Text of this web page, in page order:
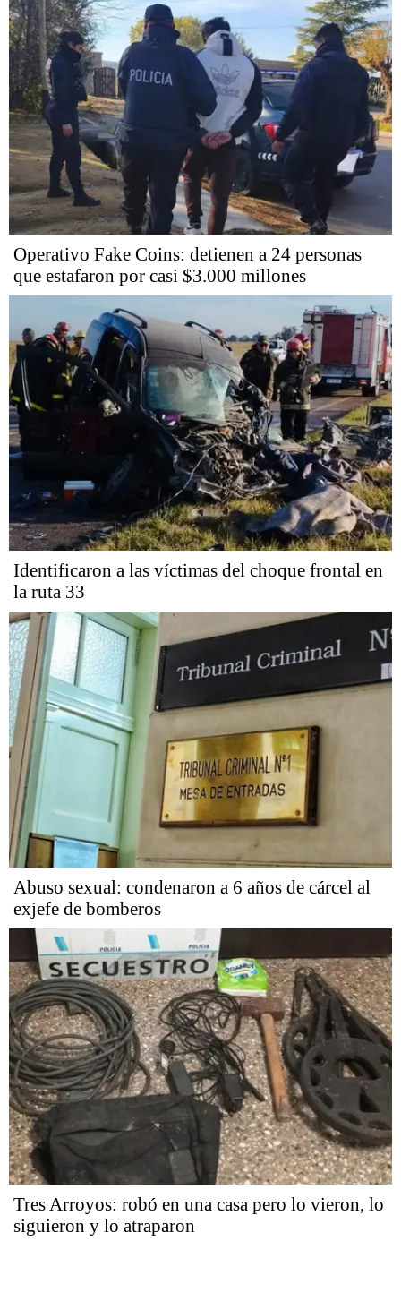
Operativo Fake Coins: detienen a 24 personas
que estafaron por casi $3.000 millones
Identificaron a las víctimas del choque frontal en
la ruta 33
Abuso sexual: condenaron a 6 años de cárcel al
exjefe de bomberos
Tres Arroyos: robó en una casa pero lo vieron, lo
siguieron y lo atraparon